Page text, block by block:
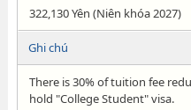
322,130 Yên (Niên khóa 2027)
Ghi chú
There is 30% of tuition fee
hold "College Student" visa.